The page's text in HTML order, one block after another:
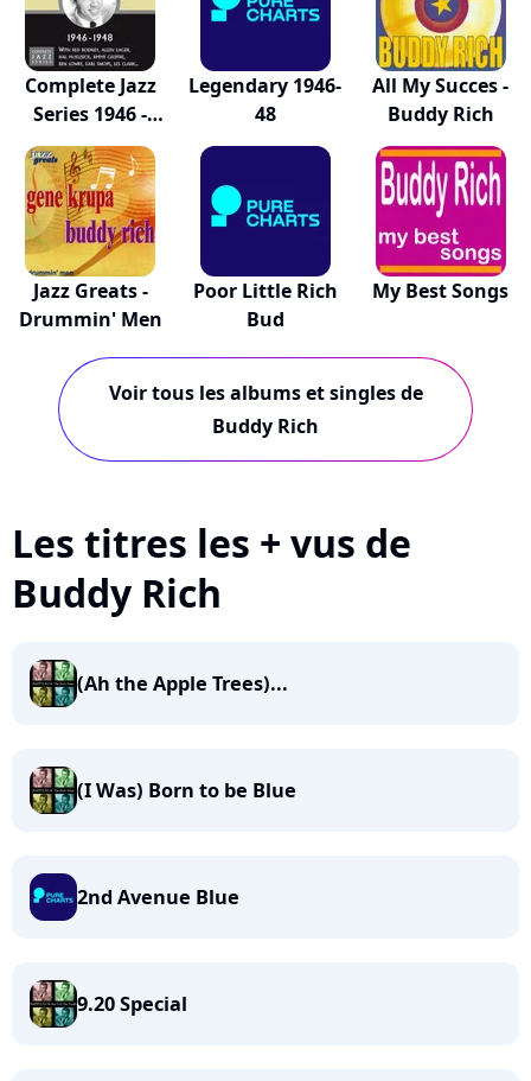
Complete Jazz
Series 1946 -
1948
Legendary 1946-
48
All My Succes -
Buddy Rich
Jazz Greats -
Drummin' Men
Poor Little Rich
Bud
My Best Songs
Voir tous les albums et singles de
Buddy Rich
Les titres les + vus de
Buddy Rich
(Ah the Apple Trees)...
(I Was) Born to be Blue
2nd Avenue Blue
9.20 Special